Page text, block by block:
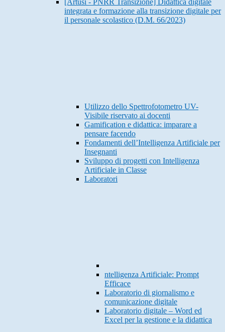
[Artusi - PNRR Transizione] Didattica digitale
integrata e formazione alla transizione digitale per
il personale scolastico (D.M. 66/2023)
Utilizzo dello Spettrofotometro UV-
Visibile riservato ai docenti
Gamification e didattica: imparare a
pensare facendo
Fondamenti dell’Intelligenza Artificiale per
Insegnanti
Sviluppo di progetti con Intelligenza
Artificiale in Classe
Laboratori
ntelligenza Artificiale: Prompt
Efficace
Laboratorio di giornalismo e
comunicazione digitale
Laboratorio digitale – Word ed
Excel per la gestione e la didattica